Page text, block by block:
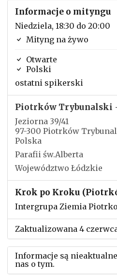
Informacje o mityngu
Niedziela, 18:30 do 20:00
Mityng na żywo
Otwarte
Polski
ostatni spikerski
Piotrków Trybunalski
Jeziorna 39/41
97-300 Piotrków
Polska
Parafii św.Alberta
Województwo Łódzkie
Krok po Kroku
Intergrupa Ziemia
Zaktualizowana 4
Informacje są
nas o tym.